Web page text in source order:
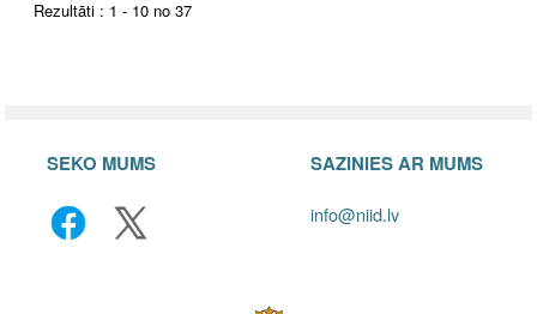
Rezultāti : 1 - 10 no 37
SEKO MUMS SAZINIES AR MUMS
info@niid.lv